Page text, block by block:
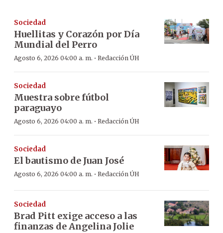
Sociedad
Huellitas y Corazón por Día
Mundial del Perro
Agosto 6, 2026 04:00 a. m. · Redacción ÚH
Sociedad
Muestra sobre fútbol
paraguayo
Agosto 6, 2026 04:00 a. m. · Redacción ÚH
Sociedad
El bautismo de Juan José
Agosto 6, 2026 04:00 a. m. · Redacción ÚH
Sociedad
Brad Pitt exige acceso a las
finanzas de Angelina Jolie